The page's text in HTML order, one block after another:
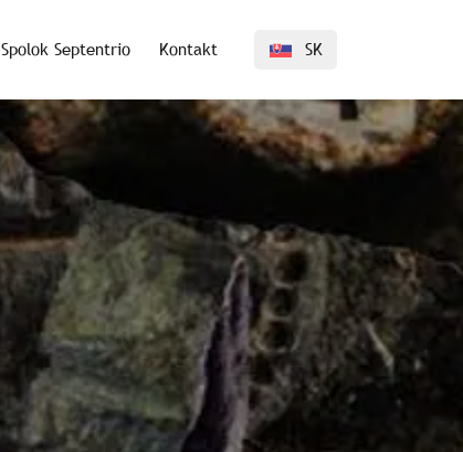
Spolok Septentrio Kontakt SK